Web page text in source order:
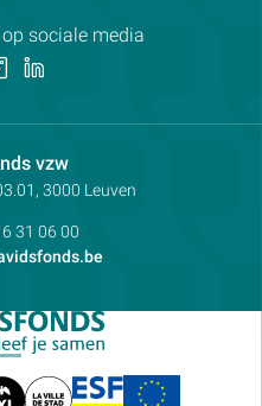
vzwContactpersoon:
3000 Leuven
31 06 00
sociale media
Volg